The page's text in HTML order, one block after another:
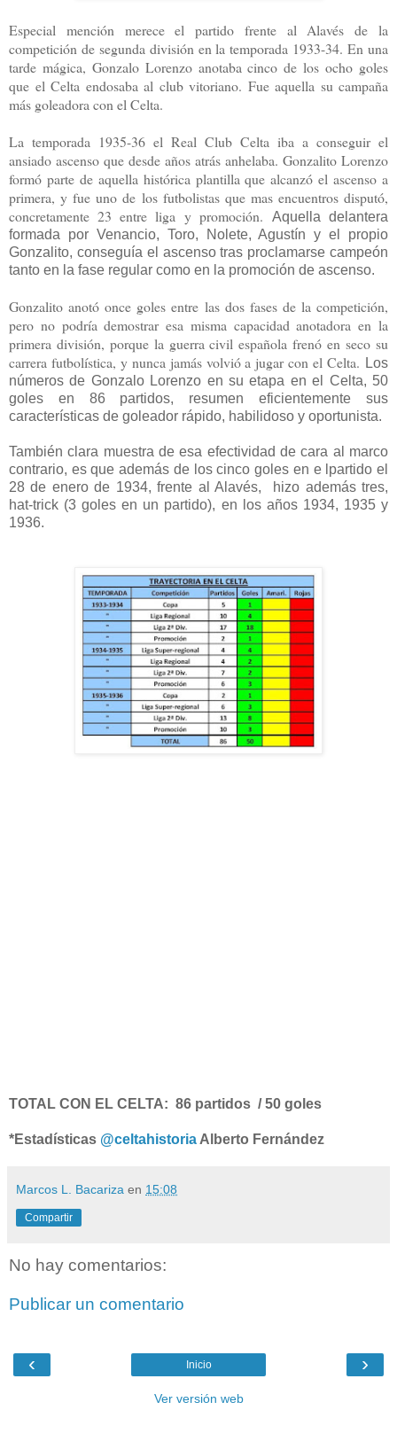
Especial mención merece el partido frente al Alavés de la
competición de segunda división en la temporada 1933-34. En una
tarde mágica, Gonzalo Lorenzo anotaba cinco de los ocho goles
que el Celta endosaba al club vitoriano. Fue aquella su campaña
más goleadora con el Celta.
La temporada 1935-36 el Real Club Celta iba a conseguir el
ansiado ascenso que desde años atrás anhelaba. Gonzalito Lorenzo
formó parte de aquella histórica plantilla que alcanzó el ascenso a
primera, y fue uno de los futbolistas que mas encuentros disputó,
concretamente 23 entre liga y promoción.
Aquella delantera
formada por Venancio, Toro, Nolete, Agustín y el propio
Gonzalito, conseguía el ascenso tras proclamarse campeón
tanto en la fase regular como en la promoción de ascenso.
Gonzalito anotó once goles entre las dos fases de la competición,
pero no podría demostrar esa misma capacidad anotadora en la
primera división, porque la guerra civil española frenó en seco su
carrera futbolística, y nunca jamás volvió a jugar con el Celta. Los
números de Gonzalo Lorenzo en su etapa en el Celta, 50
goles en 86 partidos, resumen eficientemente sus
características de goleador rápido, habilidoso y oportunista.
También clara muestra de esa efectividad de cara al marco
contrario, es que además de los cinco goles en e lpartido el
28 de enero de 1934, frente al Alavés, hizo además tres,
hat-trick (3 goles en un partido), en los años 1934, 1935 y
1936.
TOTAL CON EL CELTA: 86 partidos / 50 goles
*Estadísticas @celtahistoria Alberto Fernández
Marcos L. Bacariza en 15:08
Compartir
No hay comentarios:
Publicar un comentario
‹ ›
Inicio
Ver versión web